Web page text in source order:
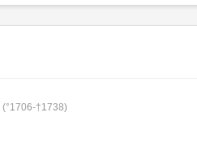
(°1706-†1738)